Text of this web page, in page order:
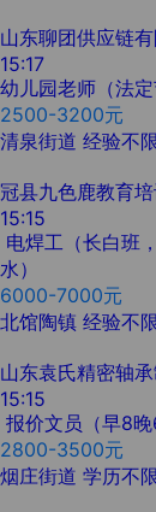
山东聊团供应链
15:17
幼儿园老师（法
2500-3200元
清泉街道 经验不限
冠县九色鹿教育
15:15
电焊工（长白班
水）
6000-7000元
北馆陶镇 经验不限
山东袁氏精密轴
15:15
报价文员（早8晚
2800-3500元
烟庄街道 学历不限